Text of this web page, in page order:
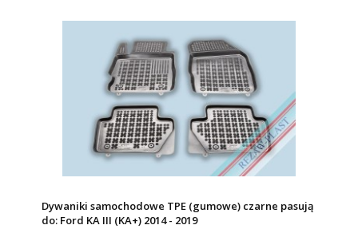
Dywaniki samochodowe TPE (gumowe) czarne pasują
do: Ford KA III (KA+) 2014 - 2019